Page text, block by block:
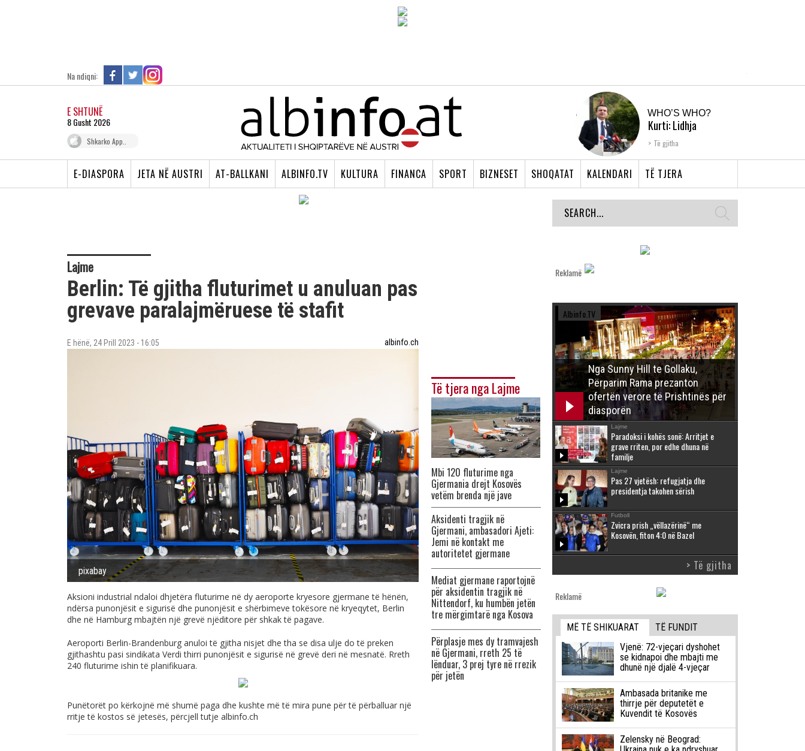
Na ndiqni:
E SHTUNË
8 Gusht 2026
Shkarko App..
WHO’S WHO?
Kurti: Lidhja
Shqiptare e Prizrenit,
Të gjitha
E-DIASPORA JETA NË AUSTRI AT-BALLKANI ALBINFO.TV KULTURA FINANCA SPORT BIZNESET SHOQATAT KALENDARI TË TJERA
Lajme
Berlin: Të gjitha fluturimet u anuluan pas
grevave paralajmëruese të stafit
E hënë, 24 Prill 2023 - 16:05 albinfo.ch
pixabay
Aksioni industrial ndaloi dhjetëra fluturime në dy aeroporte kryesore gjermane të hënën,
ndërsa punonjësit e sigurisë dhe punonjësit e shërbimeve tokësore në kryeqytet, Berlin
dhe në Hamburg mbajtën një grevë njëditore për shkak të pagave.
Aeroporti Berlin-Brandenburg anuloi të gjitha nisjet dhe tha se disa ulje do të preken
gjithashtu pasi sindikata Verdi thirri punonjësit e sigurisë në grevë deri në mesnatë. Rreth
240 fluturime ishin të planifikuara.
Punëtorët po kërkojnë më shumë paga dhe kushte më të mira pune për të përballuar një
rritje të kostos së jetesës, përcjell tutje albinfo.ch
Të tjera nga Lajme
Mbi 120 fluturime nga
Gjermania drejt Kosovës
vetëm brenda një jave
Aksidenti tragjik në
Gjermani, ambasadori Ajeti:
Jemi në kontakt me
autoritetet gjermane
Mediat gjermane raportojnë
për aksidentin tragjik në
Nittendorf, ku humbën jetën
tre mërgimtarë nga Kosova
Përplasje mes dy tramvajesh
në Gjermani, rreth 25 të
lënduar, 3 prej tyre në rrezik
për jetën
Reklamë
Albinfo.TV
Nga Sunny Hill te Gollaku,
Përparim Rama prezanton
ofertën verore të Prishtinës për
diasporën
Lajme
Paradoksi i kohës sonë: Arritjet e
grave rriten, por edhe dhuna në
familje
Lajme
Pas 27 vjetësh: refugjatja dhe
presidentja takohen sërish
Futboll
Zvicra prish „vëllazërinë“ me
Kosovën, fiton 4:0 në Bazel
> Të gjitha
Reklamë
MË TË SHIKUARAT
TË FUNDIT
Vjenë: 72-vjeçari dyshohet
se kidnapoi dhe mbajti me
dhunë një djalë 4-vjeçar
Ambasada britanike me
thirrje për deputetët e
Kuvendit të Kosovës
Zelensky në Beograd: